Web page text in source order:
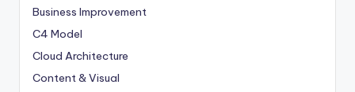
Business Improvement
C4 Model
Cloud Architecture
Content & Visual